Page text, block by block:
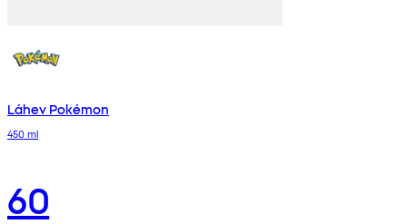
Láhev Pokémon
450 ml
60